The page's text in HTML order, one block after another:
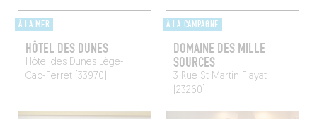
À LA MER
HÔTEL DES DUNES
Hôtel des DunesLège-
Cap-Ferret (33970)
À LA CAMPAGNE
DOMAINE DES MILLE
SOURCES
3 Rue St Martin Flayat
(23260)